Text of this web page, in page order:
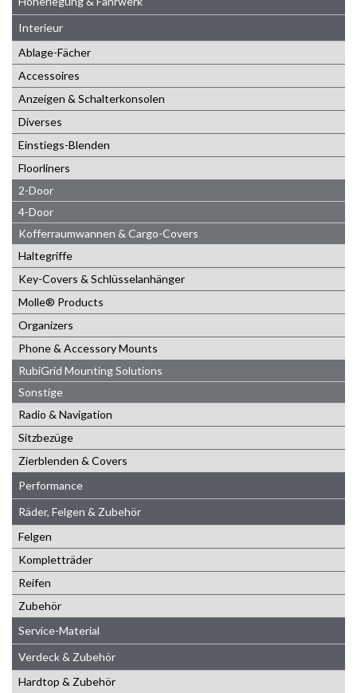
Interieur
Ablage-Fächer
Accessoires
Anzeigen & Schalterkonsolen
Diverses
Einstiegs-Blenden
Floorliners
2-Door
4-Door
Kofferraumwannen & Cargo-Covers
Haltegriffe
Key-Covers & Schlüsselanhänger
Molle® Products
Organizers
Phone & Accessory Mounts
RubiGrid Mounting Solutions
Sonstige
Radio & Navigation
Sitzbezüge
Zierblenden & Covers
Performance
Räder, Felgen & Zubehör
Felgen
Kompletträder
Reifen
Zubehör
Service-Material
Verdeck & Zubehör
Hardtop & Zubehör